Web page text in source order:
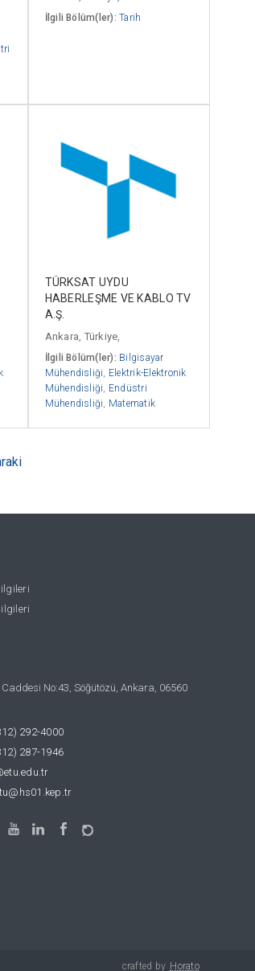
İlgili Bölüm(ler): Tarih
TÜRKSAT UYDU
HABERLEŞME VE KABLO TV
A.Ş.
Ankara, Türkiye,
İlgili Bölüm(ler): Bilgisayar
Mühendisliği, Elektrik-Elektronik
Mühendisliği, Endüstri
Mühendisliği, Matematik
No:43, Söğütözü, Ankara, 06560
292-4000
287-1946
crafted by Horato